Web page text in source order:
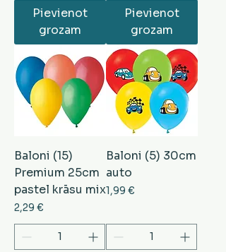
Pievienot
grozam
Pievienot
grozam
Baloni (15)
Premium 25cm
pastel krāsu mix
Cena
2,29 €
Baloni (5) 30cm
auto
Cena
1,99 €